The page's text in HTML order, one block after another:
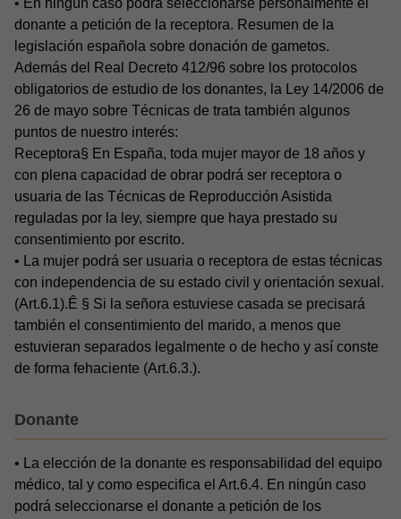
• En ningún caso podrá seleccionarse personalmente el
donante a petición de la receptora. Resumen de la
legislación española sobre donación de gametos.
Además del Real Decreto 412/96 sobre los protocolos
obligatorios de estudio de los donantes, la Ley 14/2006 de
26 de mayo sobre Técnicas de trata también algunos
puntos de nuestro interés:
Receptora§ En España, toda mujer mayor de 18 años y
con plena capacidad de obrar podrá ser receptora o
usuaria de las Técnicas de Reproducción Asistida
reguladas por la ley, siempre que haya prestado su
consentimiento por escrito.
• La mujer podrá ser usuaria o receptora de estas técnicas
con independencia de su estado civil y orientación sexual.
(Art.6.1).Ê § Si la señora estuviese casada se precisará
también el consentimiento del marido, a menos que
estuvieran separados legalmente o de hecho y así conste
de forma fehaciente (Art.6.3.).
Donante
• La elección de la donante es responsabilidad del equipo
médico, tal y como especifica el Art.6.4. En ningún caso
podrá seleccionarse el donante a petición de los